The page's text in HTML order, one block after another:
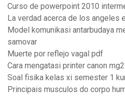
Curso de powerpoint 2010
La verdad acerca de los angeles
Model komunikasi antarbudaya
samovar
Muerte por reflejo vagal pdf
Cara mengatasi printer canon
Soal fisika kelas xi semester 1
Principais musculos do corpo